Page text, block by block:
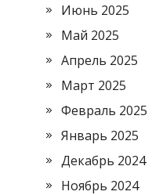
Июнь 2025
Май 2025
Апрель 2025
Март 2025
Февраль 2025
Январь 2025
Декабрь 2024
Ноябрь 2024